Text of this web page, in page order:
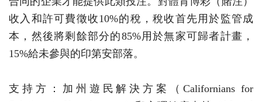
收入和許可費徵收10%的稅，稅收首先用於監管成
本，然後將剩餘部分的85%用於無家可歸者計畫，
15%給未參與的印第安部落。
支持方：加州遊民解決方案（Californians for